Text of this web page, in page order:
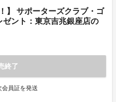
】 サポーターズクラブ・ゴ
ント：東京吉兆銀座店の
終了
員証を発送